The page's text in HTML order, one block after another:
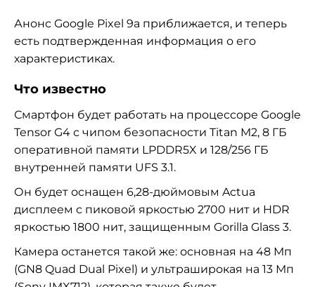
Анонс Google Pixel 9a приближается, и теперь
есть подтвержденная информация о его
характеристиках.
Что известно
Смартфон будет работать на процессоре Google
Tensor G4 с чипом безопасности Titan M2, 8 ГБ
оперативной памяти LPDDR5X и 128/256 ГБ
внутренней памяти UFS 3.1.
Он будет оснащен 6,28-дюймовым Actua
дисплеем с пиковой яркостью 2700 нит и HDR
яркостью 1800 нит, защищенным Gorilla Glass 3.
Камера останется такой же: основная на 48 Мп
(GN8 Quad Dual Pixel) и ультраширокая на 13 Мп